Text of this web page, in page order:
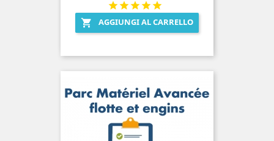
 AGGIUNGI AL CARRELLO